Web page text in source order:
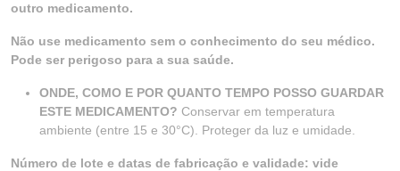
outro medicamento.
Não use medicamento sem o conhecimento do seu médico.
Pode ser perigoso para a sua saúde.
ONDE, COMO E POR QUANTO TEMPO POSSO GUARDAR
ESTE MEDICAMENTO? Conservar em temperatura
ambiente (entre 15 e 30°C). Proteger da luz e umidade.
Número de lote e datas de fabricação e validade: vide